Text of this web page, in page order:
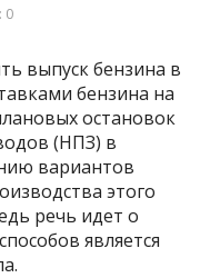
0
выпуск бензина в
бензина на
остановок
(НПЗ) в
вариантов
этого
речь идет о
является